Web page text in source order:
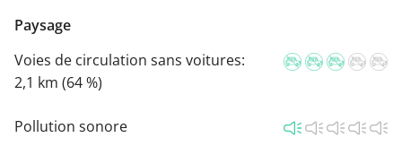
Paysage
Voies de circulation sans voitures:
2,1 km (64 %)
Pollution sonore